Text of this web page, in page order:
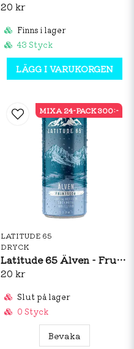
20 kr
Finns i lager
43 Styck
LÄGG I VARUKORGEN
LATITUDE 65
DRYCK
Latitude 65 Älven - Fruktsoda 330ml
20 kr
Slut på lager
0 Styck
Bevaka
MIXA 24-PACK 300:-